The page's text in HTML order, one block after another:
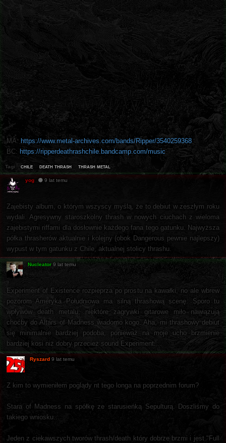
MA: https://www.metal-archives.com/bands/Ripper/3540259368
BC: https://ripperdeathrashchile.bandcamp.com/music
Tagi: chile death thrash thrash metal
yog 9 lat temu
Zajebisty album, o którym wszyscy myślą, że to debiut w zeszłym roku
wydali. Agresywny staroszkolny thrash w nowych ciuchach z wieloma
zajebistymi riffami dla dosłownie każdego fana tego gatunku. Najwyższa
półka thrasherów aktualnie i kolejny (obok Dangerous pewnie najlepszy)
wypust w tym gatunku z Chile, aktualnej stolicy thrashu.
Nucleator 9 lat temu
Experiment of Existence rozpieprza po prostu na kawałki, no ale wbrew
pozorom Ameryka Południowa ma silną thrashową scenę. Sporo tu
wpływów death metalu, niektóre zagrywki gitarowe miło nawiązują
choćby do Altars of Madness wiadomo kogo. Aha, mi thrashowy debiut
się minimalnie bardziej podoba, ponieważ na moje ucho brzmienie
bardziej kosi niż dobry przecież sound Experiment....
Ryszard 9 lat temu
Z kim to wymieniłem poglądy nt tego longa na poprzednim forum?
Stara of Madness na spółkę ze starusieńką Sepulturą. Doszliśmy do
takiego wniosku...
Jeden z ciekawszych tworów thrash/death który dobrze brzmi i jest "Full